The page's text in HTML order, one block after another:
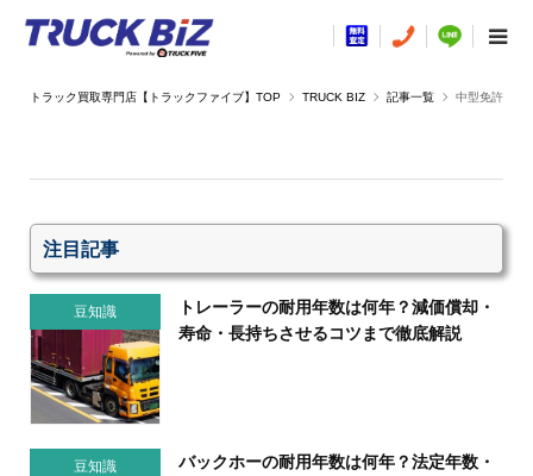
TRUCK BIZ 記事一覧 中型免許
注目記事
豆知識
トレーラーの耐用年数は何年？減価償却・
寿命・長持ちさせるコツまで徹底解説
豆知識
バックホーの耐用年数は何年？法定年数・